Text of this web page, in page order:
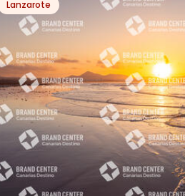
SURF EN IZQUIERDA DE LAS PALMERAS
Lanzarote